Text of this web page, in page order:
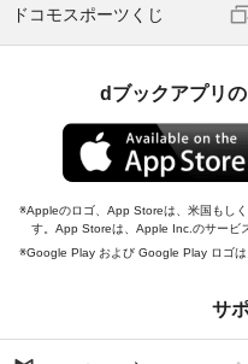
ドコモスポーツくじ
dブックアプリ
Appleのロゴ、App Storeは、米国もし
す。App Storeは、Apple Inc.のサービ
Google Play および Google Play ロゴは
サ